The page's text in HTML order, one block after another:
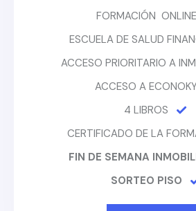
FORMACIÓN ONLINE
ESCUELA DE SALUD
ACCESO PRIORITARIO A
ACCESO A
4 LIBROS
CERTIFICADO DE LA
FIN DE SEMANA
SORTEO PISO